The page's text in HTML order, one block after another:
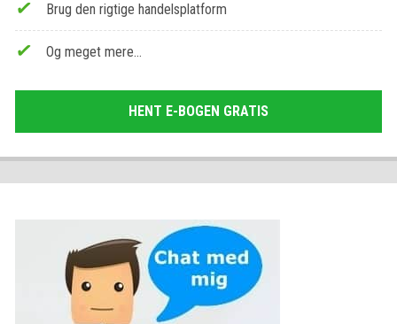
Brug den rigtige handelsplatform
Og meget mere…
HENT E-BOGEN GRATIS